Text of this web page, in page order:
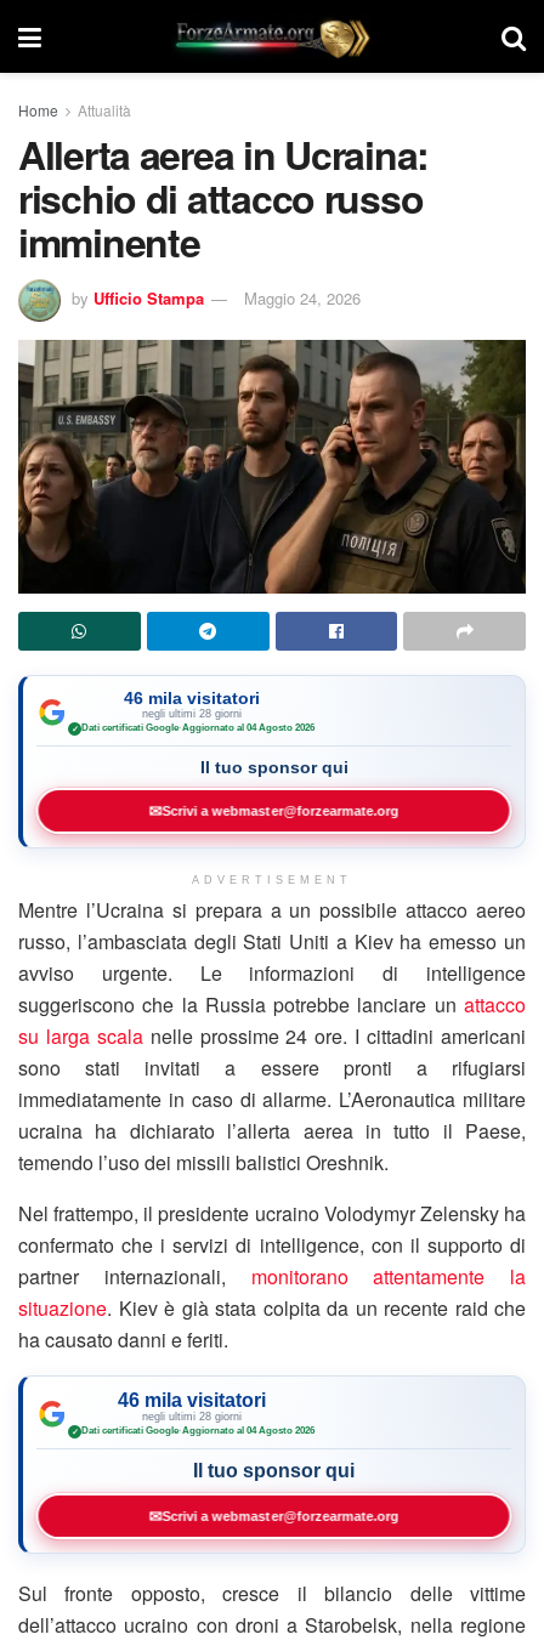
Home Attualità
Allerta aerea in Ucraina:
rischio di attacco russo
imminente
by Ufficio Stampa Maggio 24, 2026
46 mila visitatori
negli ultimi 28 giorni
✓ Dati certificati Google·Aggiornato al 04 Agosto 2026
Il tuo sponsor qui
✉Scrivi a webmaster@forzearmate.org
ADVERTISEMENT
Mentre l’Ucraina si prepara a un possibile attacco aereo
russo, l’ambasciata degli Stati Uniti a Kiev ha emesso un
avviso urgente. Le informazioni di intelligence
suggeriscono che la Russia potrebbe lanciare un attacco
su larga scalanelle prossime 24 ore. I cittadini americani
sono stati invitati a essere pronti a rifugiarsi
immediatamente in caso di allarme. L’Aeronautica militare
ucraina ha dichiarato l’allerta aerea in tutto il Paese,
temendo l’uso dei missili balistici Oreshnik.
Nel frattempo, il presidente ucraino Volodymyr Zelensky ha
confermato che i servizi di intelligence, con il supporto di
partner internazionali, monitorano attentamente la
situazione. Kiev è già stata colpita da un recente raid che
ha causato danni e feriti.
46 mila visitatori
negli ultimi 28 giorni
✓ Dati certificati Google·Aggiornato al 04 Agosto 2026
Il tuo sponsor qui
✉Scrivi a webmaster@forzearmate.org
Sul fronte opposto, cresce il bilancio delle vittime
dell’attacco ucraino con droni a Starobelsk, nella regione